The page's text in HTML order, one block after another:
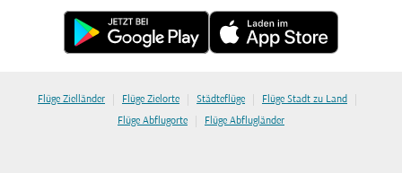
Flüge Zielländer | Flüge Zielorte | Städteflüge | Flüge Stadt zu Land |
Flüge Abflugorte | Flüge Abflugländer